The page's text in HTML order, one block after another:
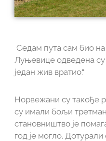
Седам пута сам био
Луњевице одведена
један жив вратио.“
Норвежани су такође
су имали бољи
становништво је
год је могло.